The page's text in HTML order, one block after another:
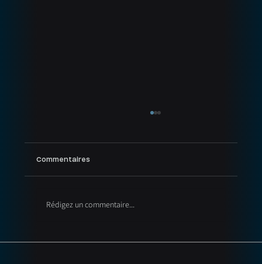
Commentaires
Rédigez un commentaire...